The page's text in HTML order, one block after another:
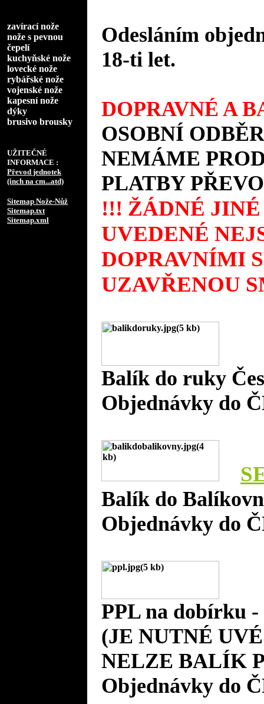
zavírací nože
nože s pevnou
čepelí
kuchyňské nože
lovecké nože
rybářské nože
vojenské nože
kapesní nože
dýky
brusivo brousky
UŽITEČNÉ
INFORMACE :
Převod jednotek
(inch na cm...atd)
Sitemap Nože-Nůž
Sitemap.txt
Sitemap.xml
Odesláním
18-ti let.
DOPRAVNÉ A
OSOBNÍ
NEMÁME
PLATBY
!!! ŽÁDNÉ JINÉ
UVEDENÉ
DOPRAVNÍMI
UZAVŘENOU
Balík do ruky
Objednávky do
Balík do
Objednávky do
PPL na dobírku
(JE NUTNÉ
NELZE BALÍK
Objednávky do